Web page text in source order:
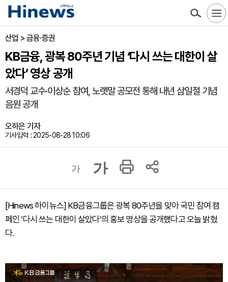
산업 > 금융·증권
KB금융, 광복 80주년 기념 ‘다시 쓰는 대한이 살
았다’ 영상 공개
서경덕 교수·이상순 참여, 노랫말 공모전 통해 내년 삼일절 기념
음원 공개
오하은 기자
기사입력 : 2025-08-28 10:06
가 가
[Hinews 하이뉴스] KB금융그룹은 광복 80주년을 맞아 국민 참여 캠
페인 ‘다시 쓰는 대한이 살았다’의 홍보 영상을 공개했다고 오늘 밝혔
다.